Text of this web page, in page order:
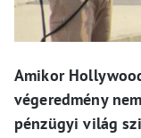
Amikor
végeredmény
pénzügyi világ